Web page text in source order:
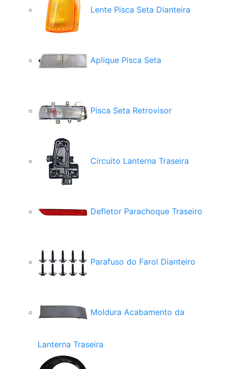
Lente Pisca Seta Dianteira
Aplique Pisca Seta
Pisca Seta Retrovisor
Circuito Lanterna Traseira
Defletor Parachoque Traseiro
Parafuso do Farol Dianteiro
Moldura Acabamento da
Lanterna Traseira